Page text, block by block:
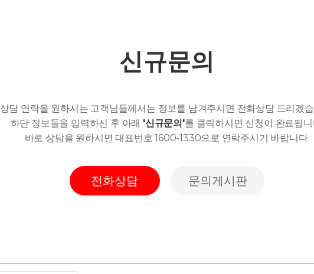
신규문의
상담 연락을 원하시는 고객님들께서는 정보를 남겨주시면 전화상담 드리겠
하단 정보들을 입력하신 후 아래 '신규문의'를 클릭하시면 신청이 완료됩니
바로 상담을 원하시면 대표번호 1600-1330으로 연락주시기 바랍니다.
전화상담 문의게시판